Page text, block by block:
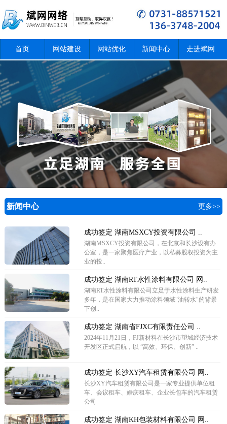
首页 网站建设 网站优化 新闻中心 走进斌网
新闻中心 更多>>
成功签定 湖南MSXCY投资有限公司 ..
湖南MSXCY投资有限公司，在北京和长沙设有办
公室，是一家聚焦医疗产业，以私募股权投资为主
业的投..
成功签定 湖南RT水性涂料有限公司 网..
湖南RT水性涂料有限公司立足于水性涂料生产研发
多年，是在国家大力推动涂料领域"油转水"的背景
下创..
成功签定 湖南省FJXC有限责任公司 ..
2024年11月21日，FJ新材料在长沙市望城经济技术
开发区正式启航，以 “高效、环保、创新” ..
成功签定 长沙XY汽车租赁有限公司 网..
长沙XY汽车租赁有限公司是一家专业提供单位租
车、会议租车、婚庆租车、企业长包车的汽车租赁
公司
成功签定 湖南KH包装材料有限公司 网..